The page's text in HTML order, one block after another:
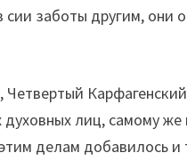
заботы другим, они
лиц, самому
делам добавилось